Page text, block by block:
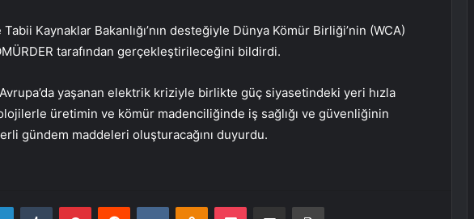
Kaynaklar Bakanlığı’nın desteğiyle Dünya Kömür Birliği’nin (WCA)
tarafından gerçekleştirileceğini bildirdi.
Avrupa’da yaşanan elektrik kriziyle birlikte güç siyasetindeki yeri hızla
üretimin ve kömür madenciliğinde iş sağlığı ve güvenliğinin
gündem maddeleri oluşturacağını duyurdu.
LinkedInTumblr PinterestReddit VKontakteOdnoklassniki
Pocket E-Posta ile paylaş Yazdır